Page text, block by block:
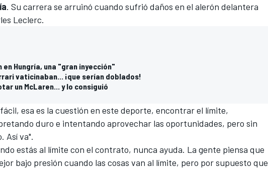
. Su carrera se arruinó cuando sufrió daños en el alerón delantera
Leclerc.
Hungría, una "gran inyección"
vaticinaban... ¡que serían doblados!
un McLaren... y lo consiguió
esa es la cuestión en este deporte, encontrar el límite,
duro e intentando aprovechar las oportunidades, pero sin
Así va".
estás al límite con el contrato, nunca ayuda. La gente piensa que
bajo presión cuando las cosas van al límite, pero por supuesto que